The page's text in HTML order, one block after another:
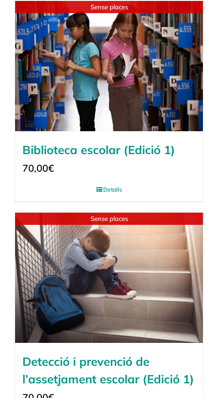
Sense places
Biblioteca escolar (Edició 1)
70,00€
Detalls
Sense places
Detecció i prevenció de
l’assetjament escolar (Edició 1)